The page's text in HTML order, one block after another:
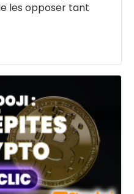
les opposer tant